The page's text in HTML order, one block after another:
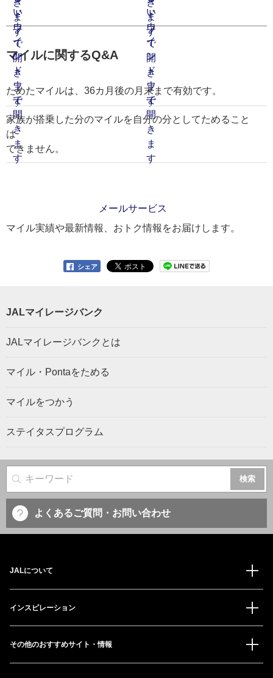
マイルに関するQ&A
ためたマイルは、36カ月後の月末まで有効です。
家族が搭乗した分のマイルを自分の分としてためること
は
できません。
メールサービス
マイル実績や最新情報、おトク情報をお届けします。
シェア
JALマイレージバンク
JALマイレージバンクとは
マイル・Pontaをためる
マイルをつかう
ステイタスプログラム
サイト内検索
よくあるご質問・お問い合わせ
JALについて
インスピレーション
その他のおすすめサイト・情報